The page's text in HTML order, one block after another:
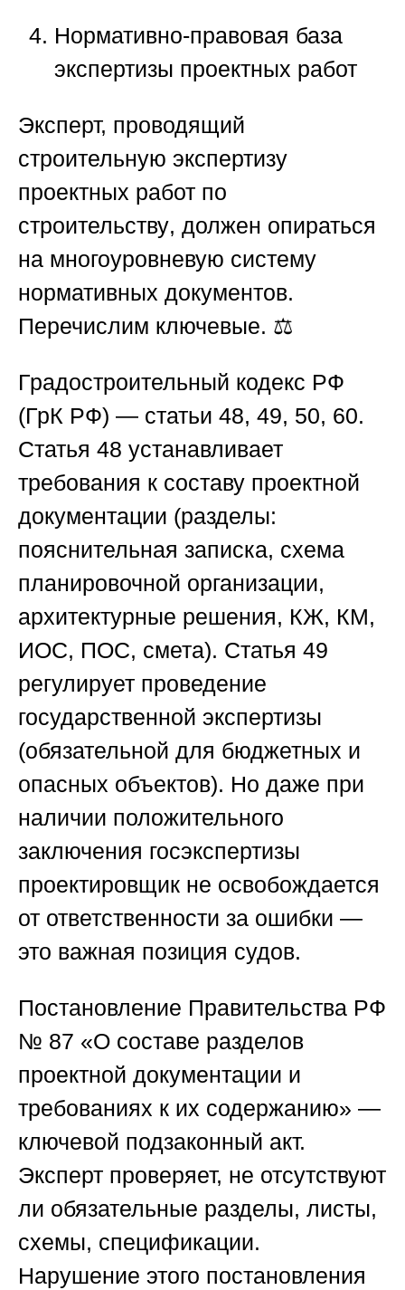
Нормативно-правовая база
экспертизы проектных работ
Эксперт, проводящий
строительную экспертизу
проектных работ по
строительству, должен опираться
на многоуровневую систему
нормативных документов.
Перечислим ключевые. ⚖️
Градостроительный кодекс РФ
(ГрК РФ) — статьи 48, 49, 50, 60.
Статья 48 устанавливает
требования к составу проектной
документации (разделы:
пояснительная записка, схема
планировочной организации,
архитектурные решения, КЖ, КМ,
ИОС, ПОС, смета). Статья 49
регулирует проведение
государственной экспертизы
(обязательной для бюджетных и
опасных объектов). Но даже при
наличии положительного
заключения госэкспертизы
проектировщик не освобождается
от ответственности за ошибки —
это важная позиция судов.
Постановление Правительства РФ
№ 87 «О составе разделов
проектной документации и
требованиях к их содержанию» —
ключевой подзаконный акт.
Эксперт проверяет, не отсутствуют
ли обязательные разделы, листы,
схемы, спецификации.
Нарушение этого постановления